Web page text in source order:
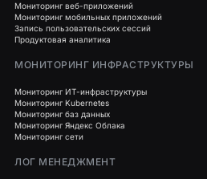
Мониторинг веб-приложений
Мониторинг мобильных приложений
Запись пользовательских сессий
Продуктовая аналитика
МОНИТОРИНГ ИНФРАСТРУКТУРЫ
Мониторинг ИТ-инфраструктуры
Мониторинг Kubernetes
Мониторинг баз данных
Мониторинг Яндекс Облака
Мониторинг сети
ЛОГ МЕНЕДЖМЕНТ